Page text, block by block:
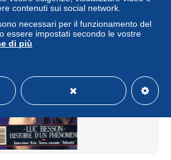
contenuti sui social network.
necessari per il funzionamento del
essere impostati secondo le vostre
di più